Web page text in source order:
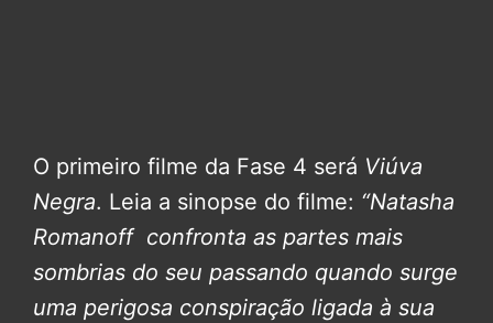
O primeiro filme da Fase 4 será Viúva
Negra. Leia a sinopse do filme: “Natasha
Romanoff confronta as partes mais
sombrias do seu passando quando surge
uma perigosa conspiração ligada à sua